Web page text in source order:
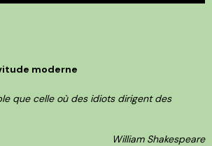
moderne
que celle où des idiots dirigent des
William Shakespeare